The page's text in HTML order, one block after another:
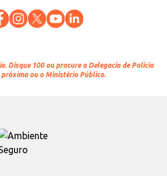
Disque 100 ou procure a Delegacia de Polícia
próxima ou o Ministério Público.